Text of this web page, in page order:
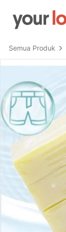
Semua Produk